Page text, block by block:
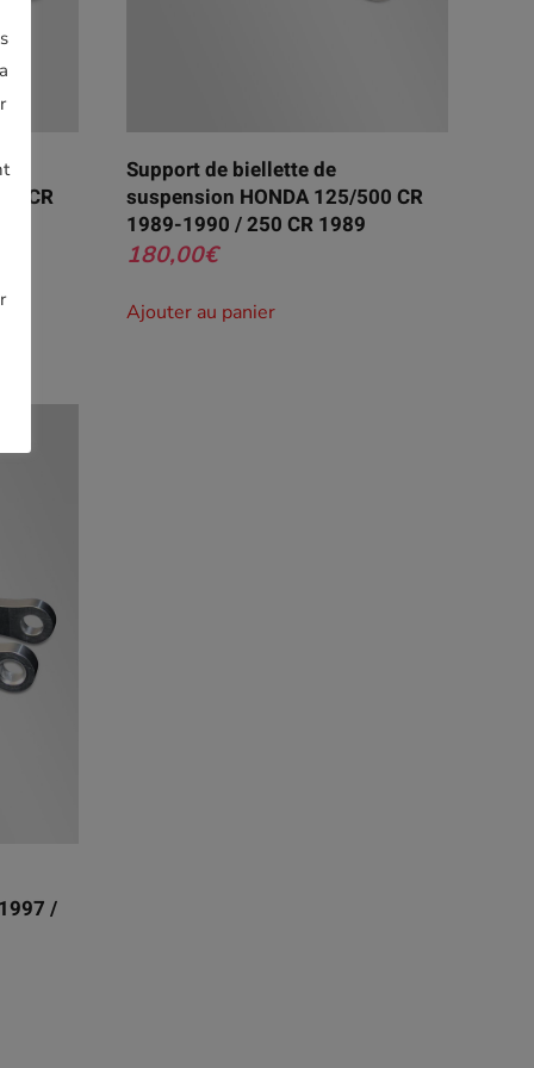
CR
Support de biellette de
suspension HONDA 125/500 CR
1989-1990 / 250 CR 1989
180,00€
Ajouter au panier
/